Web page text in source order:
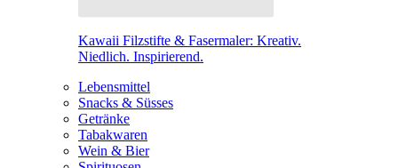
Kawaii Filzstifte & Fasermaler: Kreativ.
Niedlich. Inspirierend.
Lebensmittel
Snacks & Süsses
Getränke
Tabakwaren
Wein & Bier